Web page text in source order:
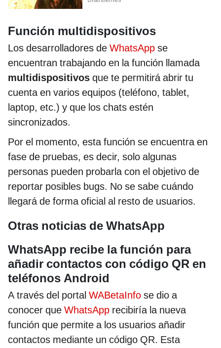
Función multidispositivos
Los desarrolladores de WhatsApp se
encuentran trabajando en la función llamada
multidispositivos que te permitirá abrir tu
cuenta en varios equipos (teléfono, tablet,
laptop, etc.) y que los chats estén
sincronizados.
Por el momento, esta función se encuentra en
fase de pruebas, es decir, solo algunas
personas pueden probarla con el objetivo de
reportar posibles bugs. No se sabe cuándo
llegará de forma oficial al resto de usuarios.
Otras noticias de WhatsApp
WhatsApp recibe la función para
añadir contactos con código QR en
teléfonos Android
A través del portal WABetaInfo se dio a
conocer que WhatsApp recibiría la nueva
función que permite a los usuarios añadir
contactos mediante un código QR. Esta